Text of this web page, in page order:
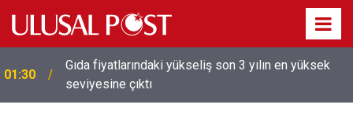
01:30
Gıda fiyatlarındaki yükseliş son 3 yılın en yüksek
01:26
Galatasaray'dan sekiz kişi hakkında savcılığa suç
duyurusu